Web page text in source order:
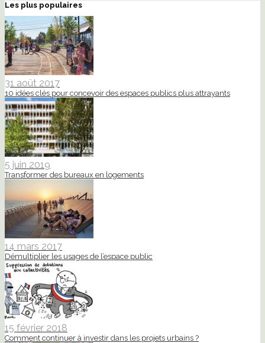
Les plus populaires
31 août 2017
10 idées clés pour concevoir des espaces publics plus attrayants
5 juin 2019
Transformer des bureaux en logements
14 mars 2017
Démultiplier les usages de l’espace public
15 février 2018
Comment continuer à investir dans les projets urbains ?